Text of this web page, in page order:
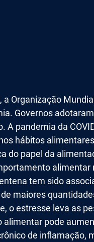
a Organização
Governos
A pandemia da
hábitos
do papel da
tem sido
maiores
o estresse leva as
alimentar pode
de inflamação,